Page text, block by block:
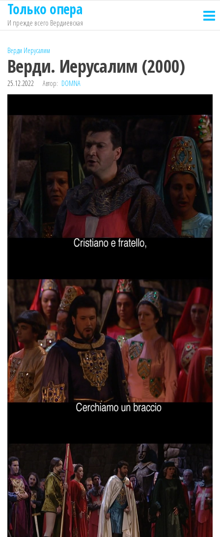
Перейти
содержимому
Только опера
И прежде всего Вердиевская
Верди Иерусалим
Верди. Иерусалим (2000)
25.12.2022 Автор: DOMNA